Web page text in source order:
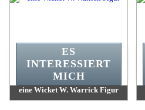
eine Wicket W. Warrick Figur
ES
INTERESSIERT
MICH